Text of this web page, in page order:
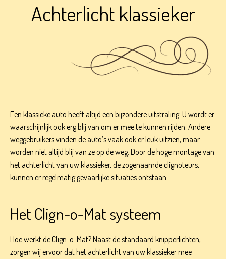
Achterlicht klassieker
Een klassieke auto heeft altijd een bijzondere uitstraling. U wordt er
waarschijnlijk ook erg blij van om er mee te kunnen rijden. Andere
weggebruikers vinden de auto’s vaak ook er leuk uitzien, maar
worden niet altijd blij van ze op de weg. Door de hoge montage van
het achterlicht van uw klassieker, de zogenaamde clignoteurs,
kunnen er regelmatig gevaarlijke situaties ontstaan.
Het Clign-o-Mat systeem
Hoe werkt de Clign-o-Mat? Naast de standaard knipperlichten,
zorgen wij ervoor dat het achterlicht van uw klassieker mee